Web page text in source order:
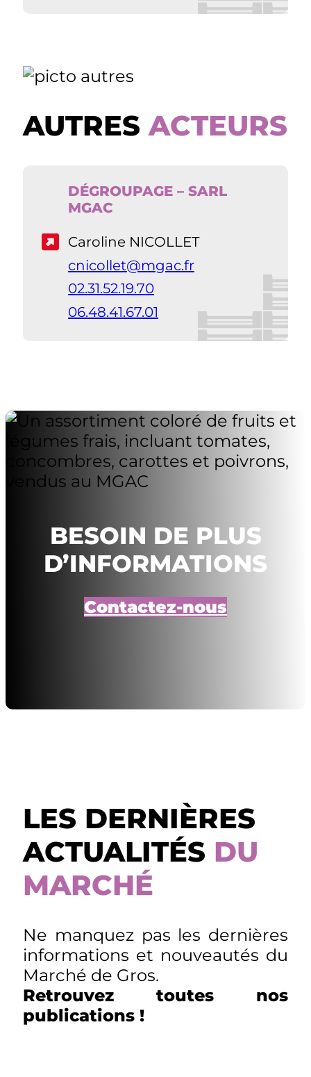
AUTRESACTEURS
DÉGROUPAGE – SARL
MGAC
Caroline NICOLLET
cnicollet@mgac.fr
02.31.52.19.70
06.48.41.67.01
BESOIN DE PLUS
D’INFORMATIONS
Contactez-nous
LES DERNIÈRES
ACTUALITÉS DU
MARCHÉ
Ne manquez pas les dernières
informations et nouveautés du
Marché de Gros.
Retrouvez toutes nos
publications !